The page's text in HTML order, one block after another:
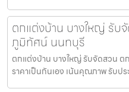
ตกแต่งบ้าน บางใหญ่ รับ
ภูมิทัศน์ นนทบุรี
ตกแต่งบ้าน บางใหญ่ รับจัดสวน
ราคาเป็นกันเอง เน้นคุณภาพ รับ